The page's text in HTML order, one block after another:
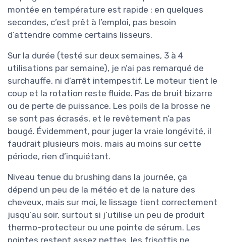
montée en température est rapide : en quelques
secondes, c’est prêt à l’emploi, pas besoin
d’attendre comme certains lisseurs.
Sur la durée (testé sur deux semaines, 3 à 4
utilisations par semaine), je n’ai pas remarqué de
surchauffe, ni d’arrêt intempestif. Le moteur tient le
coup et la rotation reste fluide. Pas de bruit bizarre
ou de perte de puissance. Les poils de la brosse ne
se sont pas écrasés, et le revêtement n’a pas
bougé. Évidemment, pour juger la vraie longévité, il
faudrait plusieurs mois, mais au moins sur cette
période, rien d’inquiétant.
Niveau tenue du brushing dans la journée, ça
dépend un peu de la météo et de la nature des
cheveux, mais sur moi, le lissage tient correctement
jusqu’au soir, surtout si j’utilise un peu de produit
thermo-protecteur ou une pointe de sérum. Les